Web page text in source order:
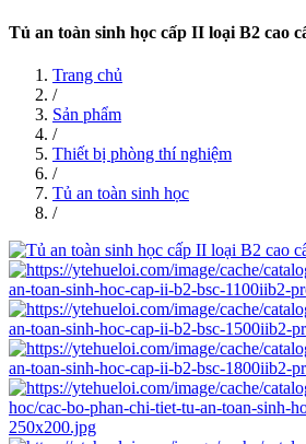
Tủ an toàn sinh học cấp II loại B2 cao
Trang chủ
/
Sản phẩm
/
Thiết bị phòng thí nghiệm
/
Tủ an toàn sinh học
/